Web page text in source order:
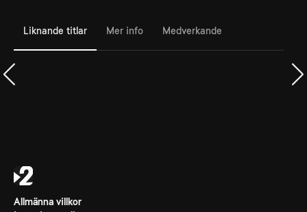
Liknande titlar Mer info Medverkande
Allmänna villkor